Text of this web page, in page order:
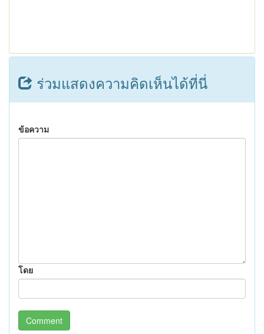
ร่วมแสดงความคิดเห็นได้ที่นี่
ข้อความ
โดย
Comment